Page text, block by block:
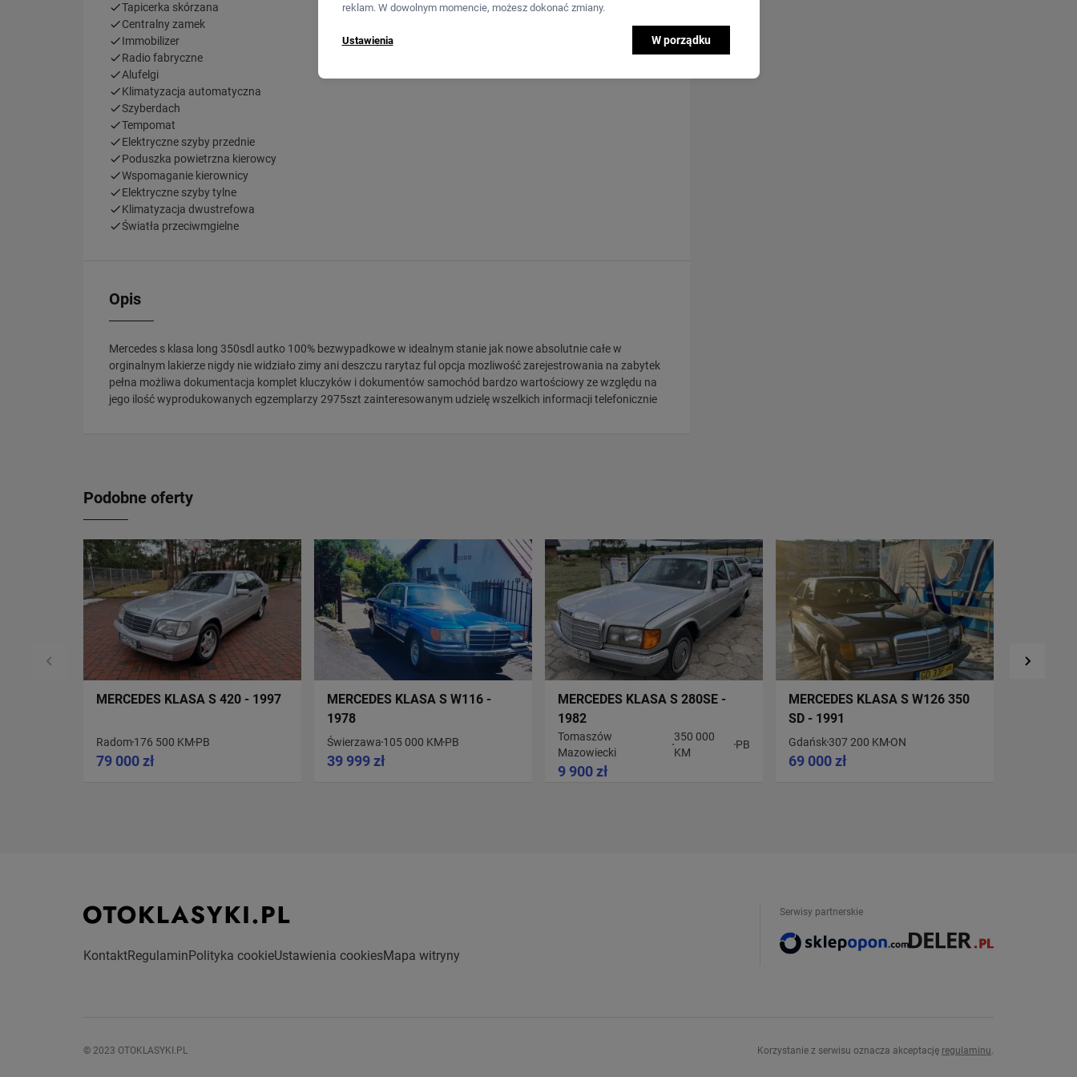
Tapicerka skórzana
Centralny zamek
Immobilizer
Radio fabryczne
Alufelgi
Klimatyzacja automatyczna
Szyberdach
Tempomat
Elektryczne szyby przednie
Poduszka powietrzna kierowcy
Wspomaganie kierownicy
Elektryczne szyby tylne
Klimatyzacja dwustrefowa
Światła przeciwmgielne
Opis
Mercedes s klasa long 350sdl autko 100% bezwypadkowe w idealnym stanie jak nowe absolutnie całe w
orginalnym lakierze nigdy nie widziało zimy ani deszczu rarytaz ful opcja mozliwość zarejestrowania na zabytek
pełna możliwa dokumentacja komplet kluczyków i dokumentów samochód bardzo wartościowy ze względu na
jego ilość wyprodukowanych egzemplarzy 2975szt zainteresowanym udzielę wszelkich informacji telefonicznie
Podobne oferty
MERCEDES KLASA S 420 - 1997
Radom176 500 KM PB
79 000 zł
MERCEDES KLASA S W116 -
1978
Świerzawa 105 000 KM PB
39 999 zł
MERCEDES KLASA S 280SE -
1982
Tomaszów
Mazowiecki
350 000
KM
PB
9 900 zł
MERCEDES KLASA S W126 350
SD - 1991
Gdańsk307 200 KM ON
69 000 zł
KontaktRegulaminPolityka cookieUstawienia cookiesMapa witryny
Serwisy partnerskie
© 2023 OTOKLASYKI.PL Korzystanie z serwisu oznacza akceptację regulaminu.
reklam. W dowolnym momencie, możesz dokonać zmiany.
Ustawienia W porządku